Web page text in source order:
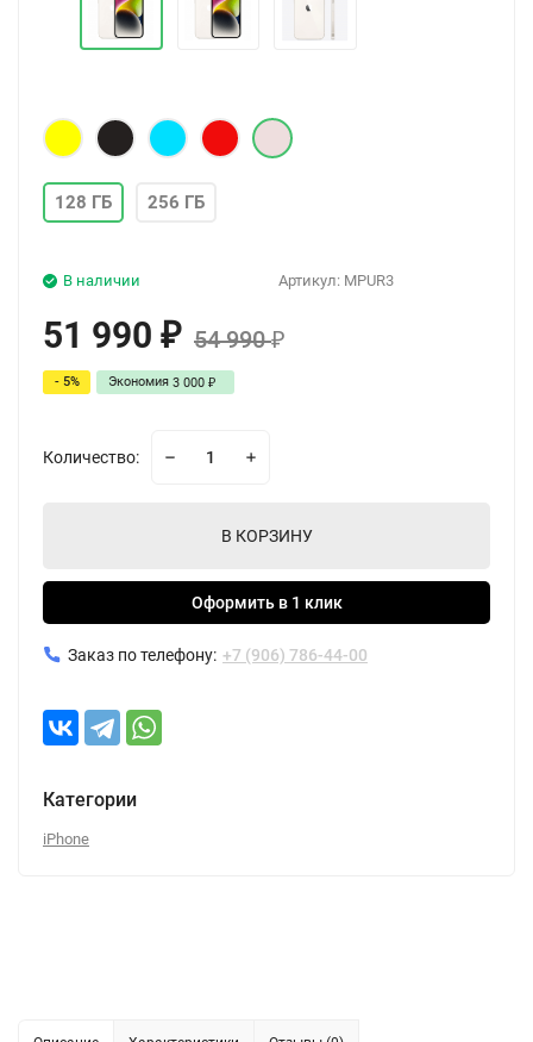
128 ГБ 256 ГБ
Артикул: MPUR3
В наличии
51 990 ₽ 54 990₽
- 5% Экономия 3 000 ₽
Количество:
В КОРЗИНУ
Оформить в 1 клик
Заказ по телефону: +7 (906) 786-44-00
Категории
iPhone